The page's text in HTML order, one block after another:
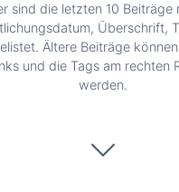
sind die letzten 10 Beiträge
Überschrift,
Ältere Beiträge
und die Tags am rechten
werden.